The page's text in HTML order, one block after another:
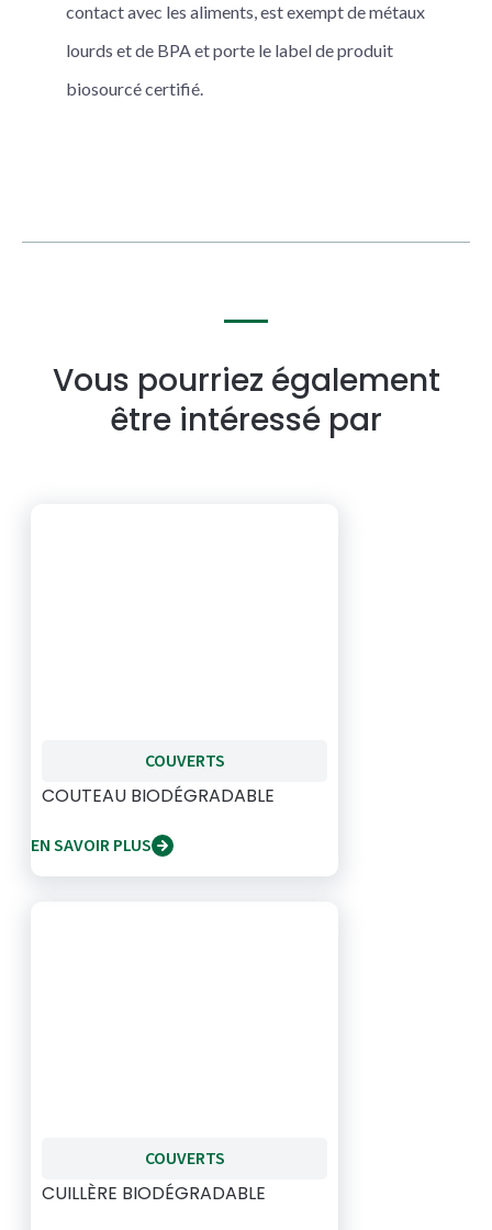
contact avec les aliments, est exempt de métaux
lourds et de BPA et porte le label de produit
biosourcé certifié.
Vous pourriez également
être intéressé par
COUVERTS
COUTEAU BIODÉGRADABLE
EN SAVOIR PLUS
COUVERTS
CUILLÈRE BIODÉGRADABLE